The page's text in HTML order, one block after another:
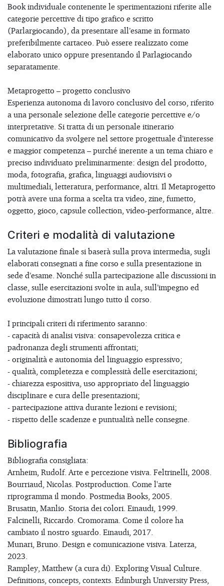
Book individuale contenente le sperimentazioni riferite alle
categorie percettive di tipo grafico e scritto
(Parlargiocando), da presentare all’esame in formato
preferibilmente cartaceo. Può essere realizzato come
elaborato unico oppure presentando il Parlagiocando
separatamente.
Metaprogetto – progetto conclusivo
Esperienza autonoma di lavoro conclusivo del corso, riferito
a una personale selezione delle categorie percettive e/o
interpretative. Si tratta di un personale itinerario
comunicativo da svolgere nel settore progettuale d’interesse
e maggior competenza – purché inerente a un tema chiaro e
preciso individuato preliminarmente: design del prodotto,
moda, fotografia, grafica, linguaggi audiovisivi o
multimediali, letteratura, performance, altri. Il Metaprogetto
potrà avere una forma a scelta tra video, zine, fumetto,
oggetto, gioco, capsule collection, video-performance, altre.
Criteri e modalità di valutazione
La valutazione finale si baserà sulla prova intermedia, sugli
elaborati consegnati a fine corso e sulla presentazione in
sede d’esame. Nonché sulla partecipazione alle discussioni in
classe, sulle esercitazioni svolte in aula, sull’impegno ed
evoluzione dimostrati lungo tutto il corso.
I principali criteri di riferimento saranno:
- capacità di analisi visiva: consapevolezza critica e
padronanza degli strumenti affrontati;
- originalità e autonomia del linguaggio espressivo;
- qualità, completezza e complessità delle esercitazioni;
- chiarezza espositiva, uso appropriato del linguaggio
disciplinare e cura delle presentazioni;
- partecipazione attiva durante lezioni e revisioni;
- rispetto delle scadenze e puntualità nelle consegne.
Bibliografia
Bibliografia consigliata:
Arnheim, Rudolf. Arte e percezione visiva. Feltrinelli, 2008.
Bourriaud, Nicolas. Postproduction. Come l'arte
riprogramma il mondo. Postmedia Books, 2005.
Brusatin, Manlio. Storia dei colori. Einaudi, 1999.
Falcinelli, Riccardo. Cromorama. Come il colore ha
cambiato il nostro sguardo. Einaudi, 2017.
Munari, Bruno. Design e comunicazione visiva. Laterza,
2023.
Rampley, Matthew (a cura di). Exploring Visual Culture.
Definitions, concepts, contexts. Edinburgh University Press,